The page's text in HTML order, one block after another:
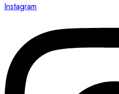
Instagram